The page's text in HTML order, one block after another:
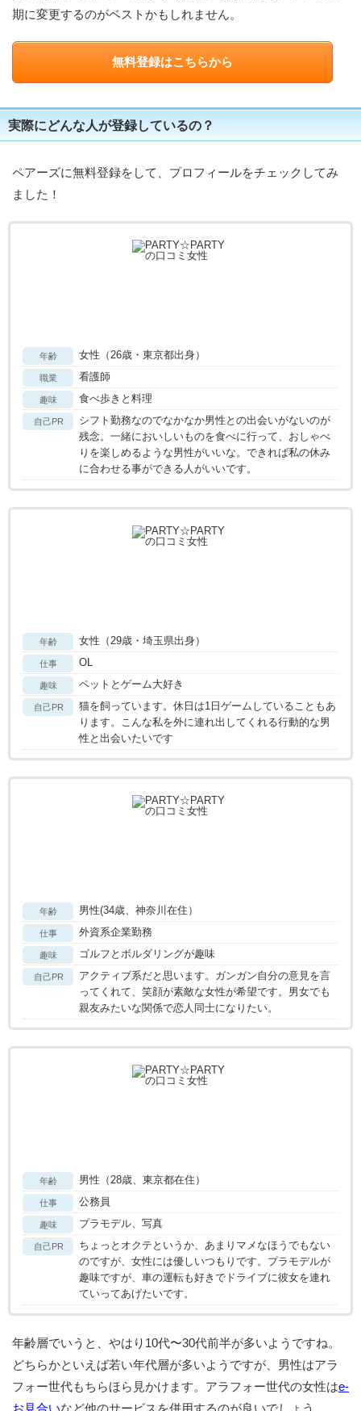
期に変更するのがベストかもしれません。
無料登録はこちらから
実際にどんな人が登録しているの？
ペアーズに無料登録をして、プロフィールをチェックしてみ
ました！
年齢 女性（26歳・東京都出身）
職業 看護師
趣味 食べ歩きと料理
自己PR
シフト勤務なのでなかなか男性との出会いがないのが
残念。一緒においしいものを食べに行って、おしゃべ
りを楽しめるような男性がいいな。できれば私の休み
に合わせる事ができる人がいいです。
年齢 女性（29歳・埼玉県出身）
仕事 OL
趣味 ペットとゲーム大好き
自己PR
猫を飼っています。休日は1日ゲームしていることもあ
ります。こんな私を外に連れ出してくれる行動的な男
性と出会いたいです
年齢 男性(34歳、神奈川在住）
仕事 外資系企業勤務
趣味 ゴルフとボルダリングが趣味
自己PR
アクティブ系だと思います。ガンガン自分の意見を言
ってくれて、笑顔が素敵な女性が希望です。男女でも
親友みたいな関係で恋人同士になりたい。
年齢 男性（28歳、東京都在住）
仕事 公務員
趣味 プラモデル、写真
自己PR
ちょっとオクテというか、あまりマメなほうでもない
のですが、女性には優しいつもりです。プラモデルが
趣味ですが、車の運転も好きでドライブに彼女を連れ
ていってあげたいです。
年齢層でいうと、やはり10代〜30代前半が多いようですね。
どちらかといえば若い年代層が多いようですが、男性はアラ
フォー世代もちらほら見かけます。アラフォー世代の女性はe-
お見合いなど他のサービスを併用するのが良いでしょう。